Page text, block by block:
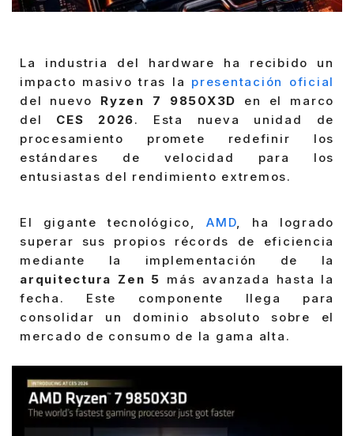
La industria del hardware ha recibido un
impacto masivo tras la presentación oficial
del nuevo Ryzen 7 9850X3D en el marco
del CES 2026. Esta nueva unidad de
procesamiento promete redefinir los
estándares de velocidad para los
entusiastas del rendimiento extremos.
El gigante tecnológico,AMD, ha logrado
superar sus propios récords de eficiencia
mediante la implementación de la
arquitectura Zen 5 más avanzada hasta la
fecha. Este componente llega para
consolidar un dominio absoluto sobre el
mercado de consumo de la gama alta.